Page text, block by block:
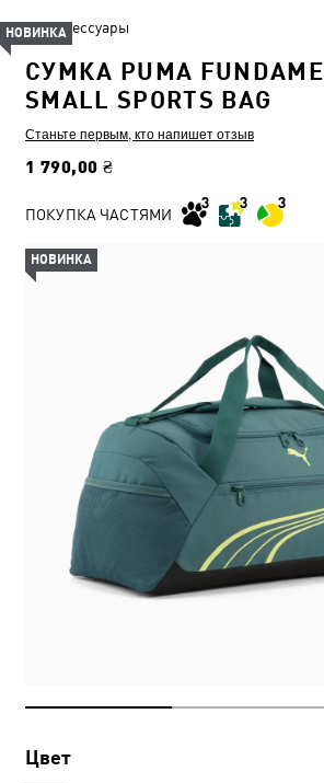
Аксессуары
СУМКА PUMA
SMALL SPORTS BAG
Станьте первым, кто напишет отзыв
1 790,00 ₴
НОВИНКА
ПОКУПКА ЧАСТЯМИ
Цвет
НОВИНКА